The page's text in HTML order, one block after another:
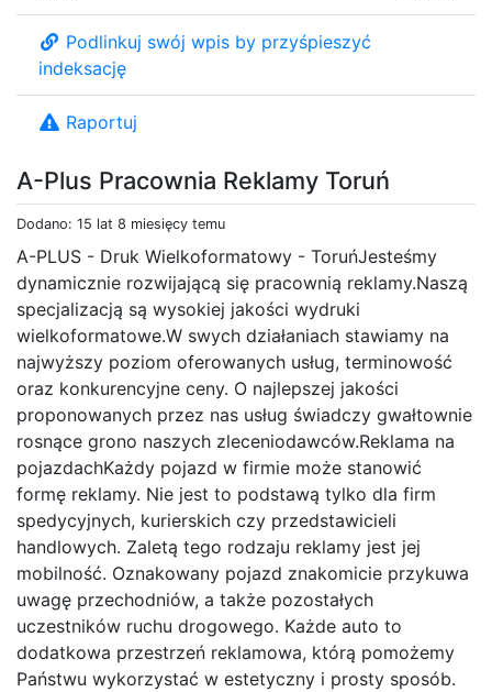
A-Plus Pracownia Reklamy Toruń
Dodano: 15 lat 8 miesięcy temu
A-PLUS - Druk Wielkoformatowy - ToruńJesteśmy
dynamicznie rozwijającą się pracownią reklamy.Naszą
specjalizacją są wysokiej jakości wydruki
wielkoformatowe.W swych działaniach stawiamy na
najwyższy poziom oferowanych usług, terminowość
oraz konkurencyjne ceny. O najlepszej jakości
proponowanych przez nas usług świadczy gwałtownie
rosnące grono naszych zleceniodawców.Reklama na
pojazdachKażdy pojazd w firmie może stanowić
formę reklamy. Nie jest to podstawą tylko dla firm
spedycyjnych, kurierskich czy przedstawicieli
handlowych. Zaletą tego rodzaju reklamy jest jej
mobilność. Oznakowany pojazd znakomicie przykuwa
uwagę przechodniów, a także pozostałych
uczestników ruchu drogowego. Każde auto to
dodatkowa przestrzeń reklamowa, którą pomożemy
Państwu wykorzystać w estetyczny i prosty sposób.
Podlinkuj swój wpis by przyśpieszyć
indeksację
Raportuj